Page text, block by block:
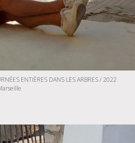
ENTIÈRES DANS LES ARBRES / 2022